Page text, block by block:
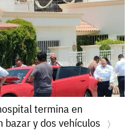
termina en
y dos vehículos